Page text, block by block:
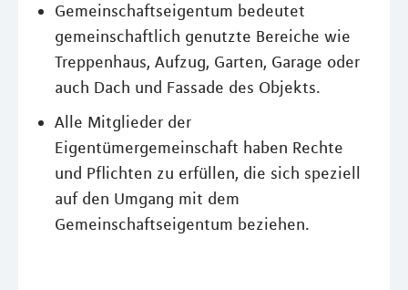
Gemeinschaftseigentum bedeutet
gemeinschaftlich genutzte Bereiche wie
Treppenhaus, Aufzug, Garten, Garage oder
auch Dach und Fassade des Objekts.
Alle Mitglieder der
Eigentümergemeinschaft haben Rechte
und Pflichten zu erfüllen, die sich speziell
auf den Umgang mit dem
Gemeinschaftseigentum beziehen.